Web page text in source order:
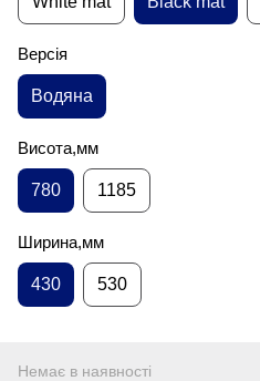
Версія
Водяна
Висота,мм
780 1185
Ширина,мм
430 530
Немає в наявності